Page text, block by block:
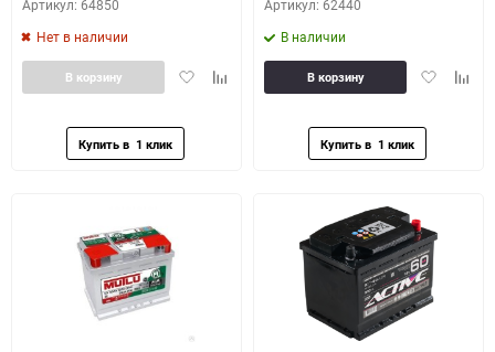
Артикул: 64850
Нет в наличии
ДобавитьДобавить
В корзину
Артикул: 62440
В наличии
Добавить
В корзину